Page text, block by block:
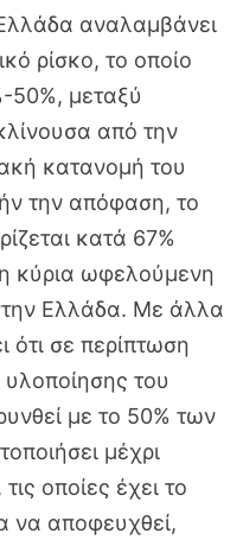
αναλαμβάνει
ρίσκο, το οποίο
50%, μεταξύ
από την
κατανομή του
την απόφαση, το
κατά 67%
κύρια ωφελούμενη
Ελλάδα. Με άλλα
ότι σε περίπτωση
υλοποίησης του
με το 50% των
μέχρι
οποίες έχει το
να αποφευχθεί,